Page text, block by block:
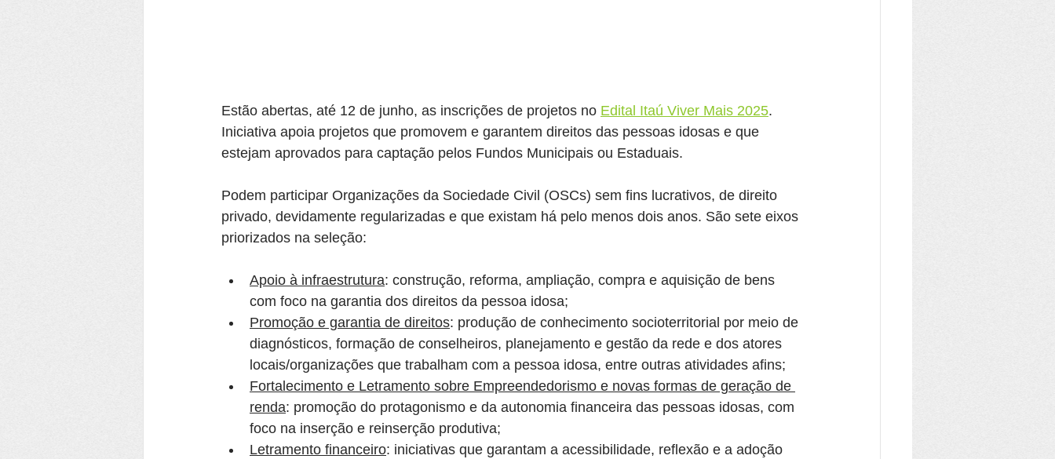
Estão abertas, até 12 de junho, as inscrições de projetos no Edital Itaú Viver Mais 2025.
Iniciativa apoia projetos que promovem e garantem direitos das pessoas idosas e que
estejam aprovados para captação pelos Fundos Municipais ou Estaduais.
Podem participar Organizações da Sociedade Civil (OSCs) sem fins lucrativos, de direito
privado, devidamente regularizadas e que existam há pelo menos dois anos. São sete eixos
priorizados na seleção:
Apoio à infraestrutura: construção, reforma, ampliação, compra e aquisição de bens
com foco na garantia dos direitos da pessoa idosa;
Promoção e garantia de direitos: produção de conhecimento socioterritorial por meio de
diagnósticos, formação de conselheiros, planejamento e gestão da rede e dos atores
locais/organizações que trabalham com a pessoa idosa, entre outras atividades afins;
Fortalecimento e Letramento sobre Empreendedorismo e novas formas de geração de
renda: promoção do protagonismo e da autonomia financeira das pessoas idosas, com
foco na inserção e reinserção produtiva;
Letramento financeiro: iniciativas que garantam a acessibilidade, reflexão e a adoção